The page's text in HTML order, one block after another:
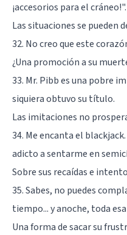
¡accesorios para el cráneo!".
Las situaciones se pueden
32. No creo que este
¿Una promoción a su
33. Mr. Pibb es una pobre
siquiera obtuvo su título.
Las imitaciones no
34. Me encanta el
adicto a sentarme en
Sobre sus recaídas e
35. Sabes, no puedes
tiempo... y anoche, toda
Una forma de sacar su